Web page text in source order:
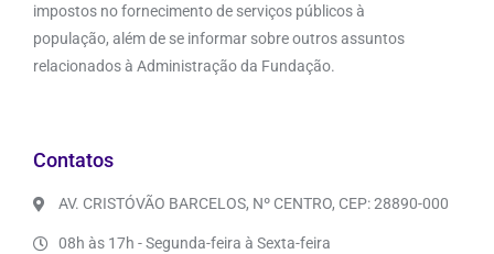
impostos no fornecimento de serviços públicos à
população, além de se informar sobre outros assuntos
relacionados à Administração da Fundação.
Contatos
AV. CRISTÓVÃO BARCELOS, Nº CENTRO, CEP: 28890-000
08h às 17h - Segunda-feira à Sexta-feira